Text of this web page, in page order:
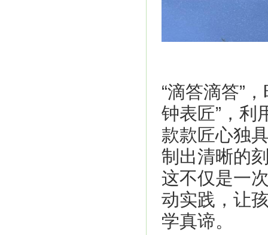
“滴答滴答”
钟表匠”，利
款款匠心独
制出清晰的
这不仅是一
动实践，让
学真谛。